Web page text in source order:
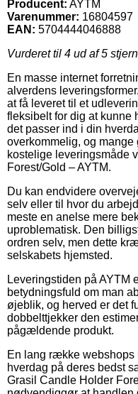
Producent: AYTM
Varenummer: 16804597
EAN: 5704444046888
Vurderet til 4 ud af 5
En masse internet
alverdens
at få leveret til et
fleksibelt for dig at kunne
det passer ind i din
overkommelig, og
kostelige leveringsmåde
Forest/Gold – AYTM.
Du kan endvidere
selv eller til hvor du
meste en anelse mere
uproblematisk. Den
ordren selv, men dette
selskabets hjemsted.
Leveringstiden på AYTM
betydningsfuld om man
øjeblik, og herved er det
dobbelttjekker den
pågældende produkt.
En lang række webshops
hverdag på deres bedst
Grasil Candle Holder